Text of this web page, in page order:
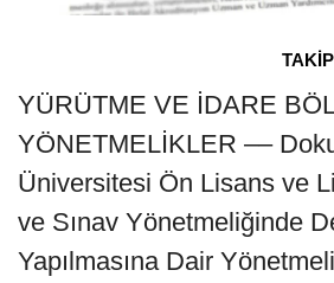
YÜRÜTME VE İDARE
YÖNETMELİKLER ––
Üniversitesi Ön Lisans ve
ve Sınav Yönetmeliğinde
Yapılmasına Dair